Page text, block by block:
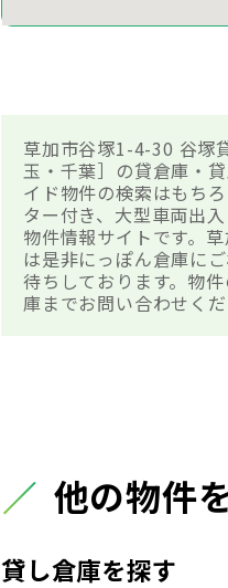
草加市谷塚1-4-30 谷塚
玉・千葉］の貸倉庫・
イド物件の検索はもち
ター付き、大型車両出
物件情報サイトです。
は是非にっぽん倉庫に
待ちしております。物
庫までお問い合わせく
他の物件
貸し倉庫を探す